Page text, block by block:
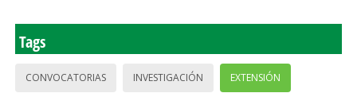
Tags
CONVOCATORIAS INVESTIGACIÓN EXTENSIÓN